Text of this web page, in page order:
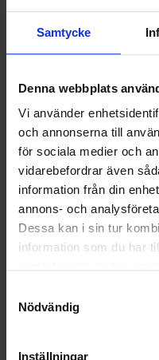
Samtycke
Denna webbplats
Vi använder
och annonserna till
för sociala medier och
vidarebefordrar även
information från din
annons- och
Dessa kan i sin tur
information som du har
Nödvändig
Inställningar
OHLSSONSKOLLEGOR
RENHÅLLNING
SAMARBETEN
VELLINGE